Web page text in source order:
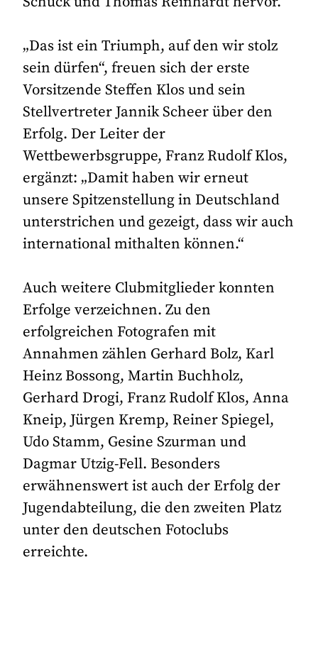
„Das ist ein Triumph, auf den wir stolz
sein dürfen“, freuen sich der erste
Vorsitzende Steffen Klos und sein
Stellvertreter Jannik Scheer über den
Erfolg. Der Leiter der
Wettbewerbsgruppe, Franz Rudolf Klos,
ergänzt: „Damit haben wir erneut
unsere Spitzenstellung in Deutschland
unterstrichen und gezeigt, dass wir auch
international mithalten können.“
Auch weitere Clubmitglieder konnten
Erfolge verzeichnen. Zu den
erfolgreichen Fotografen mit
Annahmen zählen Gerhard Bolz, Karl
Heinz Bossong, Martin Buchholz,
Gerhard Drogi, Franz Rudolf Klos, Anna
Kneip, Jürgen Kremp, Reiner Spiegel,
Udo Stamm, Gesine Szurman und
Dagmar Utzig-Fell. Besonders
erwähnenswert ist auch der Erfolg der
Jugendabteilung, die den zweiten Platz
unter den deutschen Fotoclubs
erreichte.